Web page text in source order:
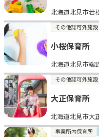
北海道北見市若
その他認可外施設
小桜保育所
北海道北見市端
その他認可外施設
大正保育所
北海道北見市大
事業所内保育所